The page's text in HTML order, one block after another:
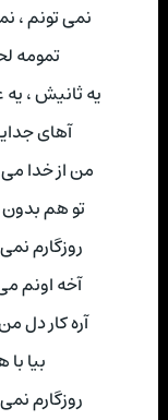
نمی تونم ،
تمومه
یه ثانیش ،
آهای
من از خدا
تو هم
روزگارم
آخه اونم
آره کار دل
بیا
روزگارم